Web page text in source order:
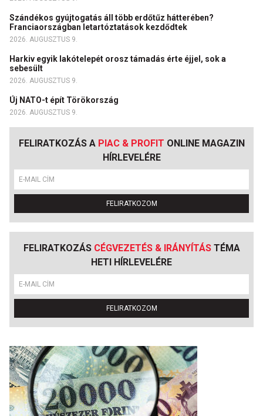
Szándékos gyújtogatás áll több erdőtűz hátterében?
Franciaországban letartóztatások kezdődtek
2026. AUGUSZTUS 9.
Harkiv egyik lakótelepét orosz támadás érte éjjel, sok a
sebesült
2026. AUGUSZTUS 9.
Új NATO-t épít Törökország
2026. AUGUSZTUS 9.
FELIRATKOZÁS A PIAC & PROFIT ONLINE MAGAZIN
HÍRLEVELÉRE
FELIRATKOZOM
FELIRATKOZÁS CÉGVEZETÉS & IRÁNYÍTÁSTÉMA
HETI HÍRLEVELÉRE
FELIRATKOZOM